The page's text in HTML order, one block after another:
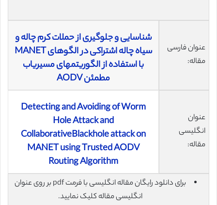
عنوان فارسی
مقاله:
شناسایی و جلوگیری از حملات کرم چاله و
سیاه چاله اشتراکی در الگوهای MANET
با استفاده از الگوریتمهای مسیریاب
مطمئن AODV
عنوان
انگلیسی
مقاله:
Detecting and Avoiding of Worm
Hole Attack and
CollaborativeBlackhole attack on
MANET using Trusted AODV
Routing Algorithm
برای دانلود رایگان مقاله انگلیسی با فرمت pdf بر روی عنوان
انگلیسی مقاله کلیک نمایید.